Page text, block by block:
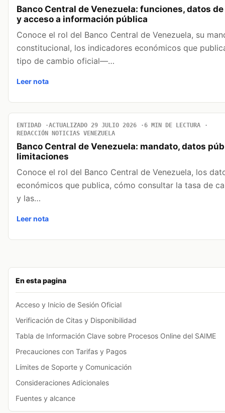
En esta pagina
Acceso y Inicio de Sesión Oficial
Verificación de Citas y Disponibilidad
Tabla de Información Clave sobre Procesos Online del SAIME
Precauciones con Tarifas y Pagos
Límites de Soporte y Comunicación
Consideraciones Adicionales
Fuentes y alcance
Banco Central de Venezuela: funciones, datos
y acceso a información pública
Conoce el rol del Banco Central de Venezuela, su
constitucional, los indicadores económicos que
tipo de cambio oficial—…
Leer nota
ENTIDAD ACTUALIZADO 29 JULIO 2026
6 MIN DE LECTURA
REDACCIÓN NOTICIAS VENEZUELA
Banco Central de Venezuela: mandato, datos
limitaciones
Conoce el rol del Banco Central de Venezuela, los
económicos que publica, cómo consultar la tasa de
y las…
Leer nota